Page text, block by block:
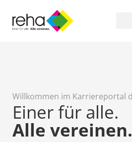
Willkommen im Karriereportal
Einer für alle.
Alle vereinen.